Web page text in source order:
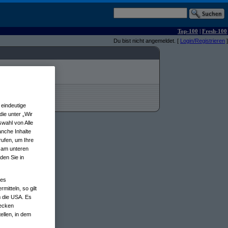
Top-100 | Fresh-100
Du bist nicht angemeldet. [ Login/Registrieren ]
unter „Wir
von Alle
Inhalte
um Ihre
unteren
Sie in
so gilt
die USA. Es
in dem